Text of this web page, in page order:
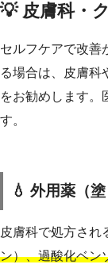
💡 皮膚科・
セルフケアで改善
る場合は、皮膚科
をお勧めします。
す。
💧 外用薬（塗
皮膚科で処方され
ン）、過酸化ベン